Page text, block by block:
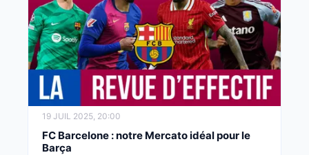
19 JUIL 2025, 20:00
FC Barcelone : notre Mercato idéal pour le
Barça